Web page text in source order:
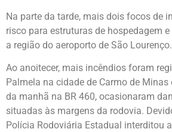
Na parte da tarde, mais dois focos de
risco para estruturas de hospedagem
a região do aeroporto de São Lourenço.
Ao anoitecer, mais incêndios foram
Palmela na cidade de Carmo de
da manhã na BR 460, ocasionaram
situadas às margens da rodovia.
Polícia Rodoviária Estadual interditou